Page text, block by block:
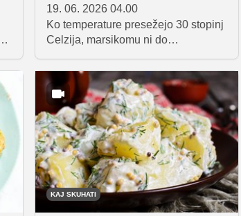
19. 06. 2026 04.00
Ko temperature presežejo 30 stopinj
Celzija, marsikomu ni do
pečice. Na srečo obstaja veliko
lahkih, osvežilnih in hitro
pripravljenih obrokov, ki nas nasitijo,
hkrati pa pomagajo, da vročino lažje
prenašamo.
KAJ SKUHATI